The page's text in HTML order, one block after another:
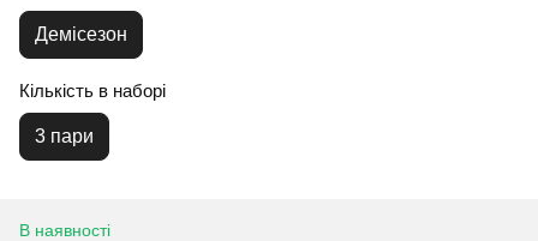
Демісезон
Кількість в наборі
3 пари
В наявності